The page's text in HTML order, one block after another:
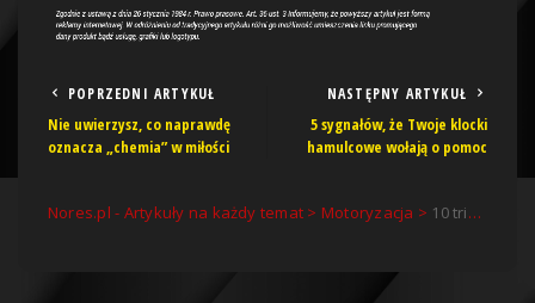
POPRZEDNI ARTYKUŁ
Nie uwierzysz, co naprawdę
oznacza „chemia” w miłości
NASTĘPNY ARTYKUŁ
5 sygnałów, że Twoje klocki
hamulcowe wołają o pomoc
Nores.pl - Artykuły na każdy temat > Motoryzacja > 10 trików, które pozwolą Ci oszczędzić na paliwie – nr 4 to hit!